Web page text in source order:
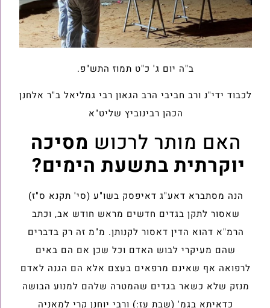
ב"ה יום ג' כ"ט תמוז התש"פ.
לכבוד ידי"נ ורב חביבי הרב הגאון רבי גמליאל ב"ר אלחנן
הכהן רבינוביץ שליט"א
האם מותר לרכוש מסיכה
יוקרתית בתשעת הימים?
הנה מסתברא דאע"ג דאיפסק בשו"ע (סי' תקנא ס"ז)
שאסור לתקן בגדים חדשים מראש חודש אב, וכתב
הרמ"א דהוא הדין דאסור לקנותן. מ"מ זה רק בדברים
שהם מעיקרי לבוש האדם וכל שכן אם הם באים
לרפואה אף שאינם מרפאים בעצם אלא הם הגנה לאדם
מנזק שלא כשאר בגדים שהמטרה שלהם למנוע הבושה
כדאיתא בגמ' (שבת עז:) ורבי יוחנן קרי למאניה